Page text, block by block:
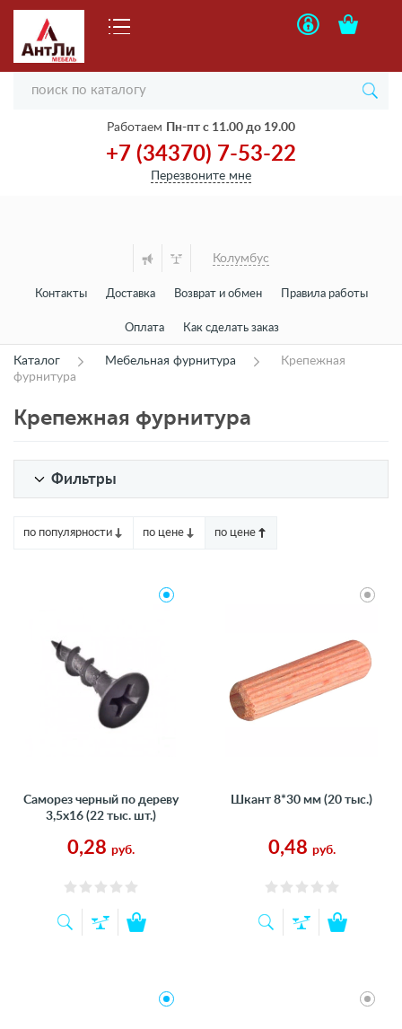
Работаем Пн-пт с 11.00 до 19.00
+7 (34370) 7-53-22
Перезвоните мне
Колумбус
Контакты Доставка Возврат и обмен Правила работы
Оплата Как сделать заказ
Каталог Мебельная фурнитура
Крепежная
фурнитура
Крепежная фурнитура
Фильтры
по популярности по цене по цене
Саморез черный по дереву
3,5х16 (22 тыс. шт.)
0,28 руб.
Шкант 8*30 мм (20 тыс.)
0,48 руб.